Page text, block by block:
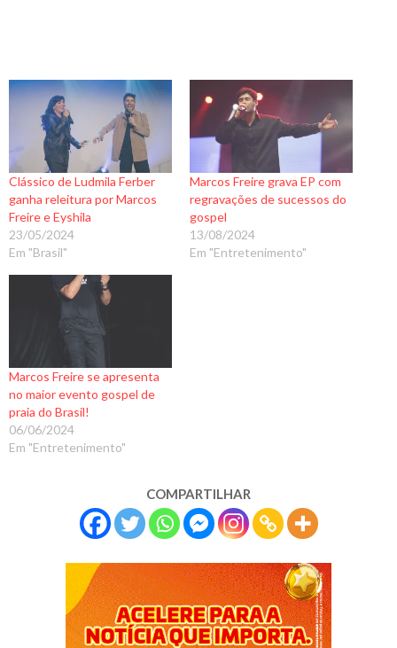
Clássico de Ludmila Ferber
ganha releitura por Marcos
Freire e Eyshila
23/05/2024
Em "Brasil"
Marcos Freire grava EP com
regravações de sucessos do
gospel
13/08/2024
Em "Entretenimento"
Marcos Freire se apresenta
no maior evento gospel de
praia do Brasil!
06/06/2024
Em "Entretenimento"
COMPARTILHAR